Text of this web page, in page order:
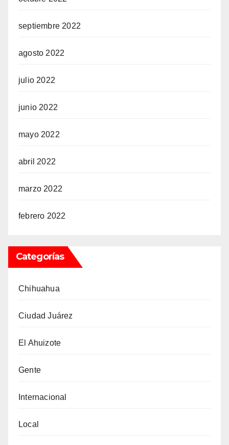
septiembre 2022
agosto 2022
julio 2022
junio 2022
mayo 2022
abril 2022
marzo 2022
febrero 2022
Categorías
Chihuahua
Ciudad Juárez
El Ahuizote
Gente
Internacional
Local